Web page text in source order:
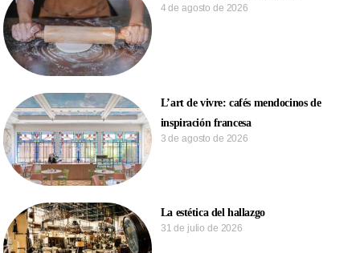
4 de agosto de 2026
L’art de vivre: cafés mendocinos de
inspiración francesa
3 de agosto de 2026
La estética del hallazgo
31 de julio de 2026